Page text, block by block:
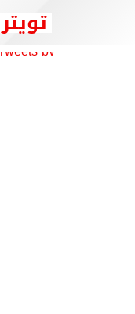
تويتر
Tweets by